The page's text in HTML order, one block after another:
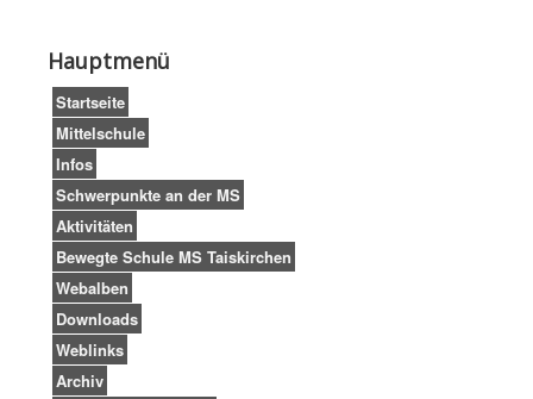
Impressum
Hauptmenü
Startseite
Mittelschule
Infos
Schwerpunkte an der MS
Aktivitäten
Bewegte Schule MS Taiskirchen
Webalben
Downloads
Weblinks
Archiv